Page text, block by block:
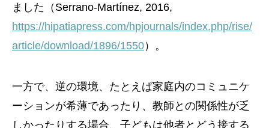
ました（Serrano-Martínez, 2016,
https://hipatiapress.com/hpjournals/index.php/rise/
article/download/1896/1550）。
一方で、逆の環境、たとえば家庭内のコミュニケ
ーションが希薄であったり、教師との関係性が乏
しかったりする場合、子どもは他者とどう接する